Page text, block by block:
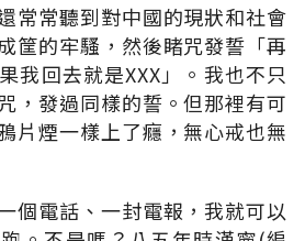
常常聽到對中國的現狀和社會
筐的牢騷，然後睹咒發誓「再
我回去就是XXX」。我也不只
，發過同樣的誓。但那裡有可
片煙一樣上了癮，無心戒也無
個電話、一封電報，我就可以